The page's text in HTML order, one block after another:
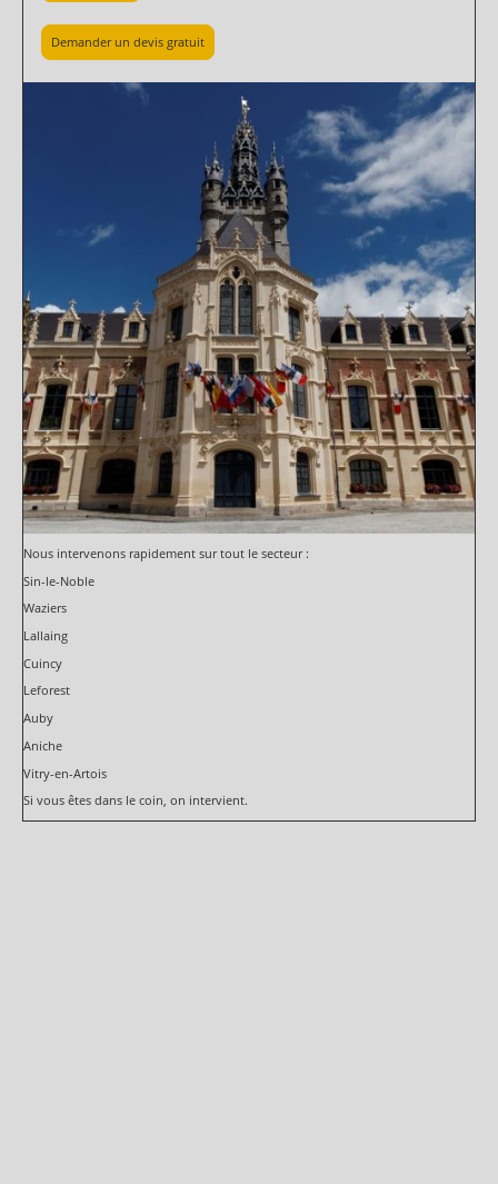
Demander un devis gratuit
Nous intervenons rapidement sur tout le secteur :
Sin-le-Noble
Waziers
Lallaing
Cuincy
Leforest
Auby
Aniche
Vitry-en-Artois
Si vous êtes dans le coin, on intervient.